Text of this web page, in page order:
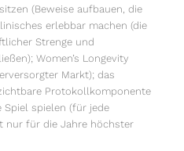
(Beweise aufbauen, die
erlebbar machen (die
Strenge und
Women’s Longevity
Markt); das
Protokollkomponente
Spiel spielen (für jede
nur für die Jahre höchster